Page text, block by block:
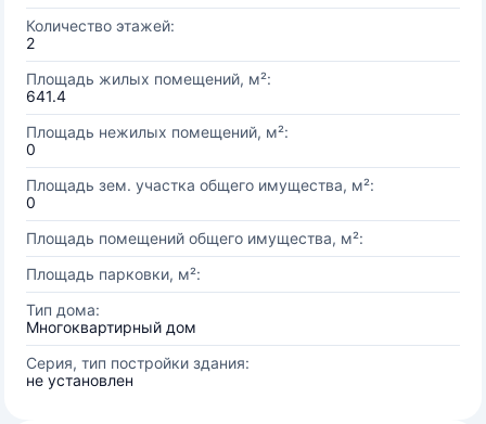
Количество этажей:
2
Площадь жилых помещений, м²:
641.4
Площадь нежилых помещений, м²:
0
Площадь зем. участка общего имущества, м²:
0
Площадь помещений общего имущества, м²:
Площадь парковки, м²:
Тип дома:
Многоквартирный дом
Серия, тип постройки здания:
не установлен